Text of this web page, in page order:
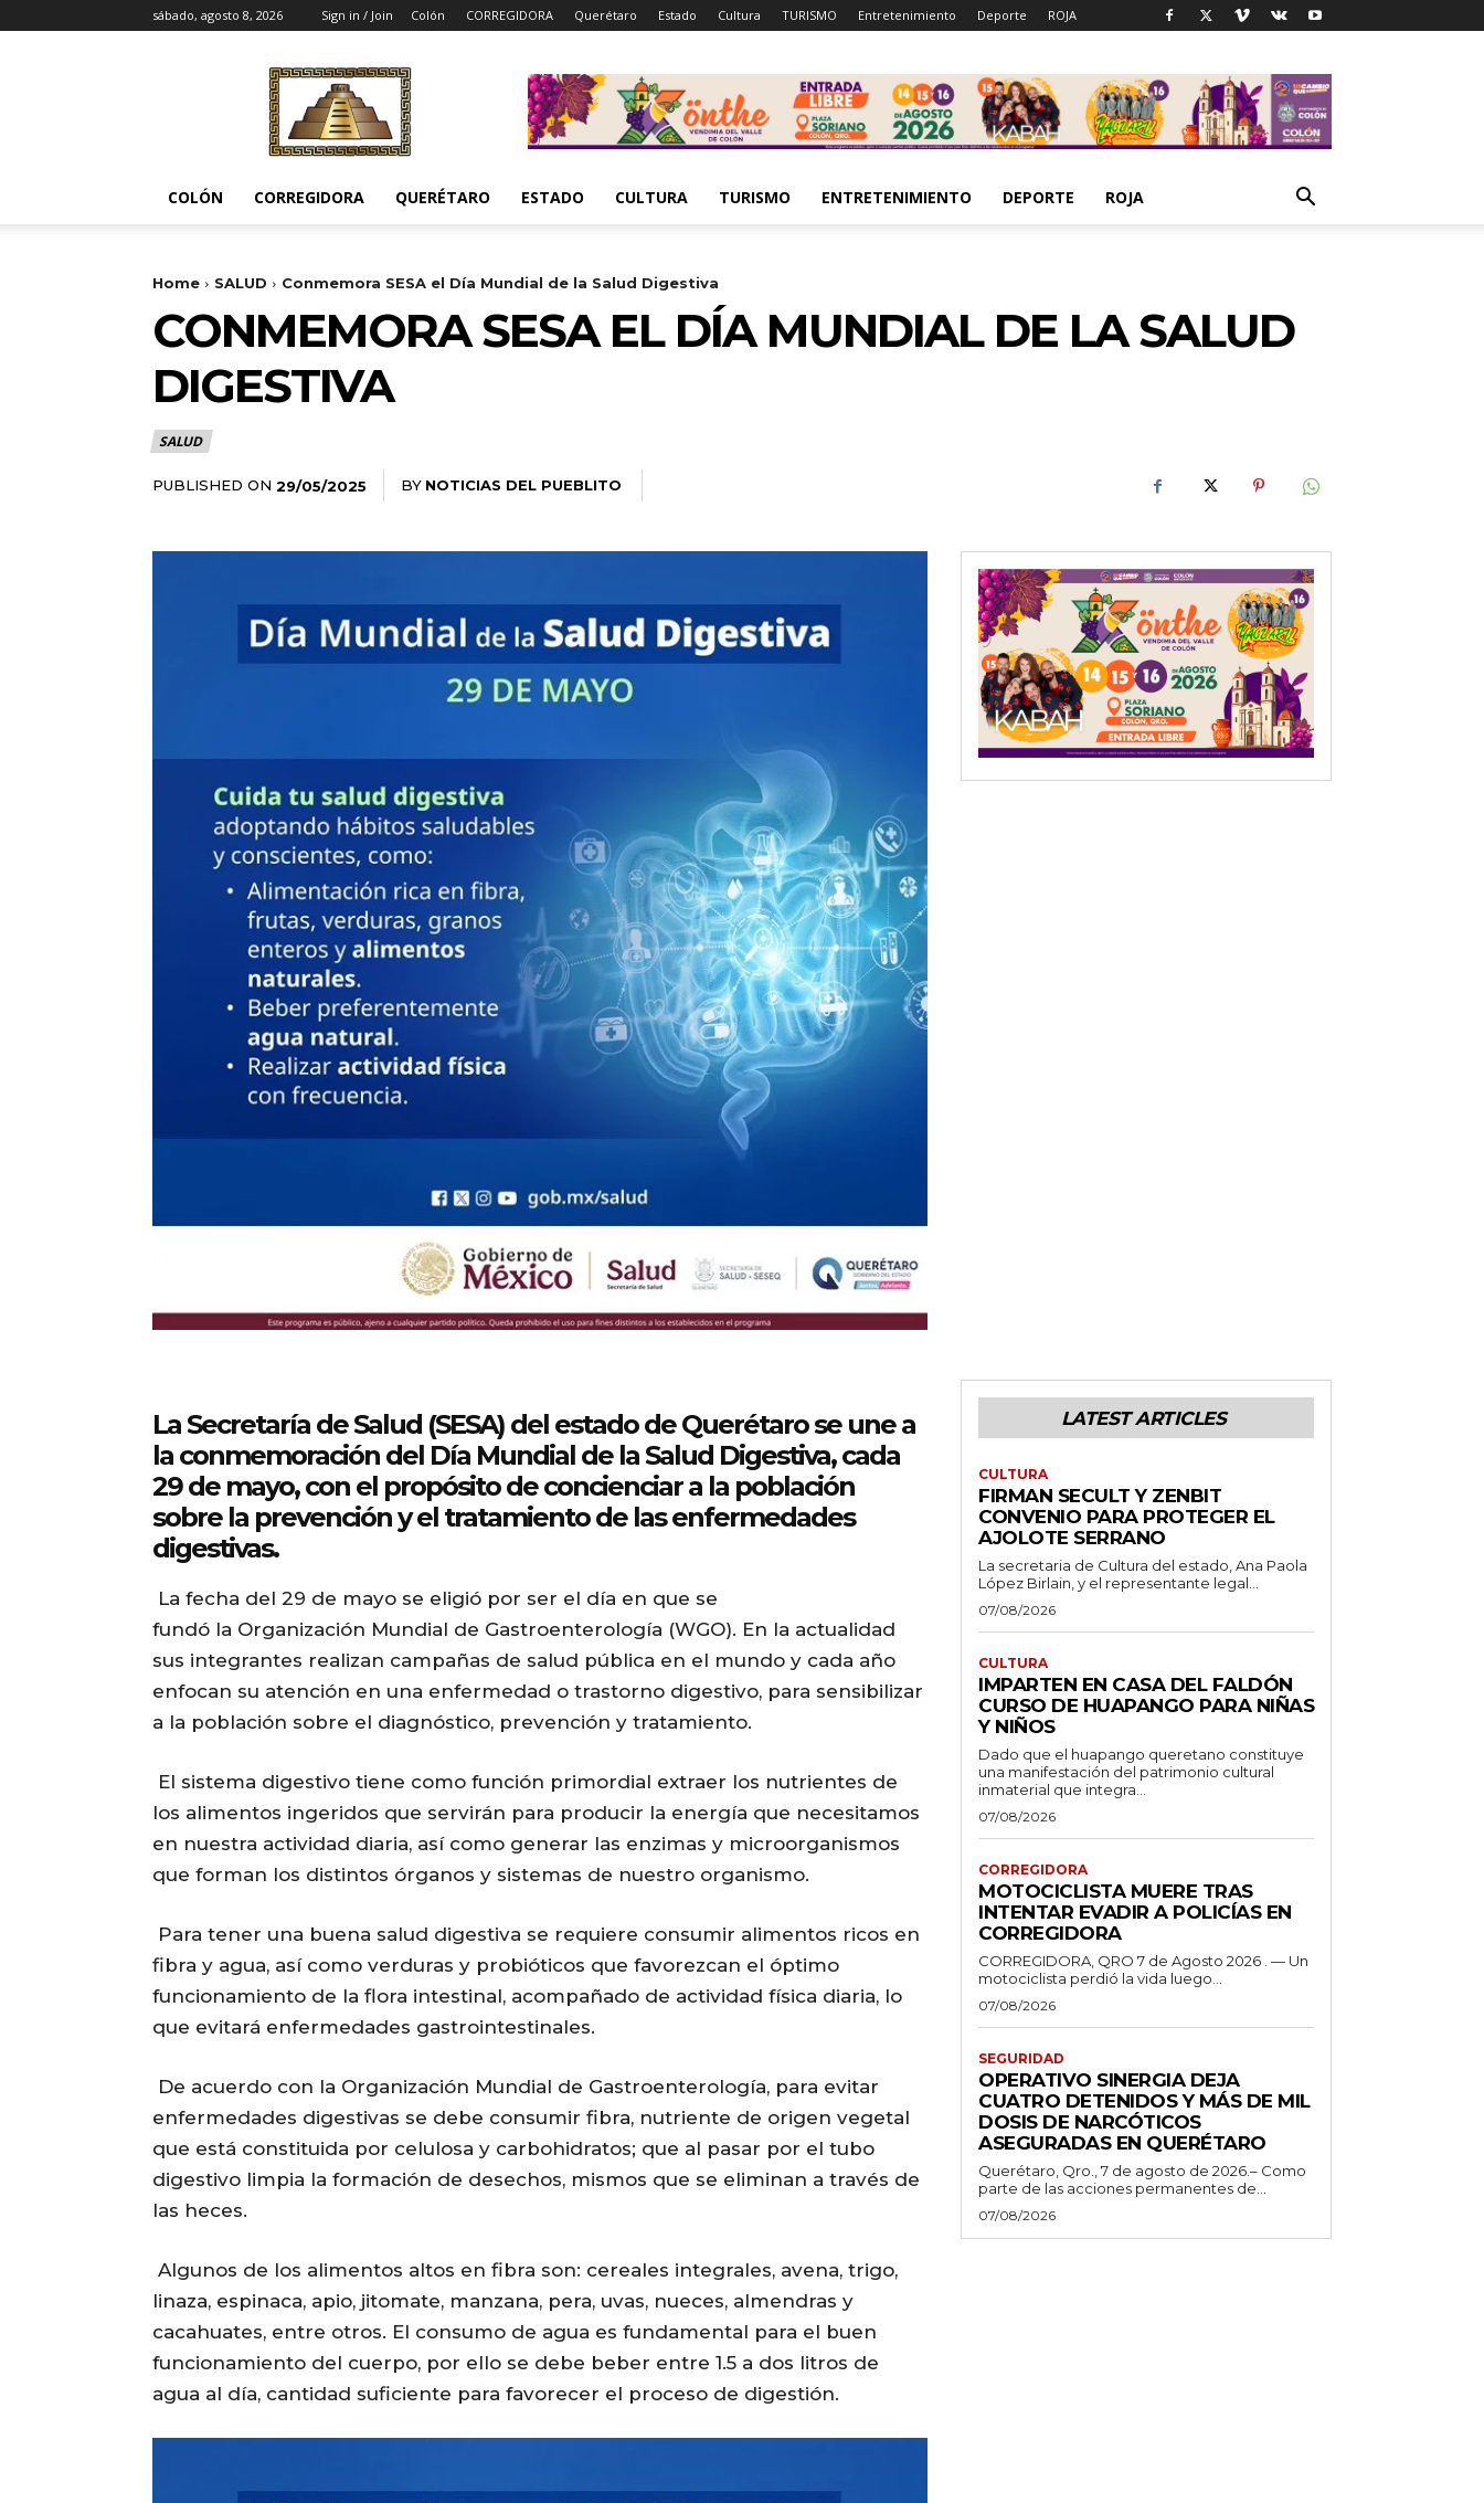
sábado, agosto 8, 2026 Sign in / Join Colón CORREGIDORA Querétaro Estado Cultura TURISMO Entretenimiento Deporte ROJA
Noticias
del
Pueblito
COLÓN CORREGIDORA QUERÉTARO ESTADO CULTURA TURISMO ENTRETENIMIENTO DEPORTE ROJA
Home SALUD Conmemora SESA el Día Mundial de la Salud Digestiva
CONMEMORA SESA EL DÍA MUNDIAL DE LA SALUD
DIGESTIVA
SALUD
PUBLISHED ON 29/05/2025 BY NOTICIAS DEL PUEBLITO
La Secretaría de Salud (SESA) del estado de Querétaro se une a
la conmemoración del Día Mundial de la Salud Digestiva, cada
29 de mayo, con el propósito de concienciar a la población
sobre la prevención y el tratamiento de las enfermedades
digestivas.
La fecha del 29 de mayo se eligió por ser el día en que se
fundó la Organización Mundial de Gastroenterología (WGO). En la actualidad
sus integrantes realizan campañas de salud pública en el mundo y cada año
enfocan su atención en una enfermedad o trastorno digestivo, para sensibilizar
a la población sobre el diagnóstico, prevención y tratamiento.
El sistema digestivo tiene como función primordial extraer los nutrientes de
los alimentos ingeridos que servirán para producir la energía que necesitamos
en nuestra actividad diaria, así como generar las enzimas y microorganismos
que forman los distintos órganos y sistemas de nuestro organismo.
Para tener una buena salud digestiva se requiere consumir alimentos ricos en
fibra y agua, así como verduras y probióticos que favorezcan el óptimo
funcionamiento de la flora intestinal, acompañado de actividad física diaria, lo
que evitará enfermedades gastrointestinales.
De acuerdo con la Organización Mundial de Gastroenterología, para evitar
enfermedades digestivas se debe consumir fibra, nutriente de origen vegetal
que está constituida por celulosa y carbohidratos; que al pasar por el tubo
digestivo limpia la formación de desechos, mismos que se eliminan a través de
las heces.
Algunos de los alimentos altos en fibra son: cereales integrales, avena, trigo,
linaza, espinaca, apio, jitomate, manzana, pera, uvas, nueces, almendras y
cacahuates, entre otros. El consumo de agua es fundamental para el buen
funcionamiento del cuerpo, por ello se debe beber entre 1.5 a dos litros de
agua al día, cantidad suficiente para favorecer el proceso de digestión.
LATEST ARTICLES
CULTURA
FIRMAN SECULT Y ZENBIT
CONVENIO PARA PROTEGER EL
AJOLOTE SERRANO
La secretaria de Cultura del estado, Ana Paola
López Birlain, y el representante legal...
07/08/2026
CULTURA
IMPARTEN EN CASA DEL FALDÓN
CURSO DE HUAPANGO PARA NIÑAS
Y NIÑOS
Dado que el huapango queretano constituye
una manifestación del patrimonio cultural
inmaterial que integra...
07/08/2026
CORREGIDORA
MOTOCICLISTA MUERE TRAS
INTENTAR EVADIR A POLICÍAS EN
CORREGIDORA
CORREGIDORA, QRO 7 de Agosto 2026 . — Un
motociclista perdió la vida luego...
07/08/2026
SEGURIDAD
OPERATIVO SINERGIA DEJA
CUATRO DETENIDOS Y MÁS DE MIL
DOSIS DE NARCÓTICOS
ASEGURADAS EN QUERÉTARO
Querétaro, Qro., 7 de agosto de 2026.– Como
parte de las acciones permanentes de...
07/08/2026